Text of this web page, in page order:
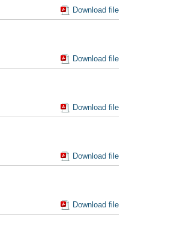
Download file
Download file
Download file
Download file
Download file